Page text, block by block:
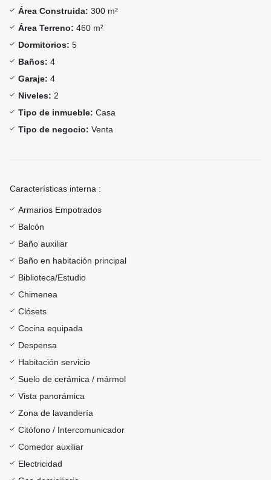
Área Construida: 300 m²
Área Terreno: 460 m²
Dormitorios: 5
Baños: 4
Garaje: 4
Niveles: 2
Tipo de inmueble: Casa
Tipo de negocio: Venta
Características interna :
Armarios Empotrados
Balcón
Baño auxiliar
Baño en habitación principal
Biblioteca/Estudio
Chimenea
Clósets
Cocina equipada
Despensa
Habitación servicio
Suelo de cerámica / mármol
Vista panorámica
Zona de lavandería
Citófono / Intercomunicador
Comedor auxiliar
Electricidad